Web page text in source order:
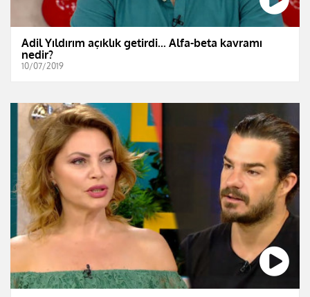
Adil Yıldırım açıklık getirdi... Alfa-beta kavramı
nedir?
10/07/2019